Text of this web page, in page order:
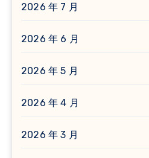
2026 年 7 月
2026 年 6 月
2026 年 5 月
2026 年 4 月
2026 年 3 月